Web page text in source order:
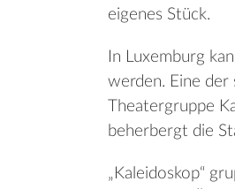
eigenes Stück.
In Luxemburg
werden. Eine der
Theatergruppe
beherbergt die
„Kaleidoskop“